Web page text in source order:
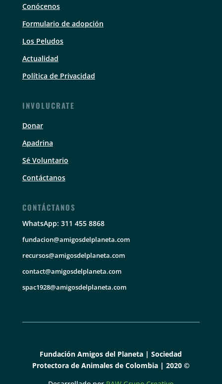
Conócenos
Formulario de adopción
Los Peludos
Actualidad
Política de Privacidad
INVOLUCRATE
Donar
Apadrina
Sé Voluntario
Contáctanos
CONTÁCTANOS
WhatsApp: 311 455 8868
fundacion@amigosdelplaneta.com
recursos@amigosdelplaneta.com
contact@amigosdelplaneta.com
spac1928@amigosdelplaneta.com
Fundación Amigos del Planeta | Sociedad
Protectora de Animales de Colombia | 2020 ©